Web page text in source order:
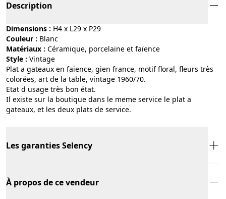
Description
Dimensions : H4 x L29 x P29
Couleur :
blanc
Matériaux :
céramique, porcelaine et faïence
Style :
vintage
Plat a gateaux en faience, gien france, motif floral, fleurs très
colorées, art de la table, vintage 1960/70.
Etat d usage très bon état.
Il existe sur la boutique dans le meme service le plat a
gateaux, et les deux plats de service.
Les garanties Selency
À propos de ce vendeur